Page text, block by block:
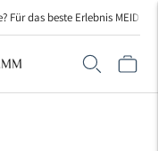
Für das beste Erlebnis MEIDE